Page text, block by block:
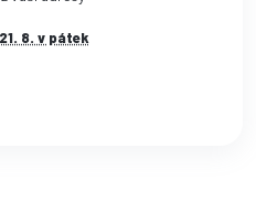
21. 8. v pátek